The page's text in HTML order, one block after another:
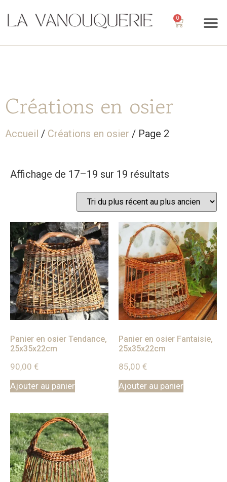
0
Créations en osier
Accueil / Créations en osier / Page 2
Affichage de 17–19 sur 19 résultats
Panier en osier Tendance,
25x35x22cm
90,00 €
Ajouter au panier
Panier en osier Fantaisie,
25x35x22cm
85,00 €
Ajouter au panier